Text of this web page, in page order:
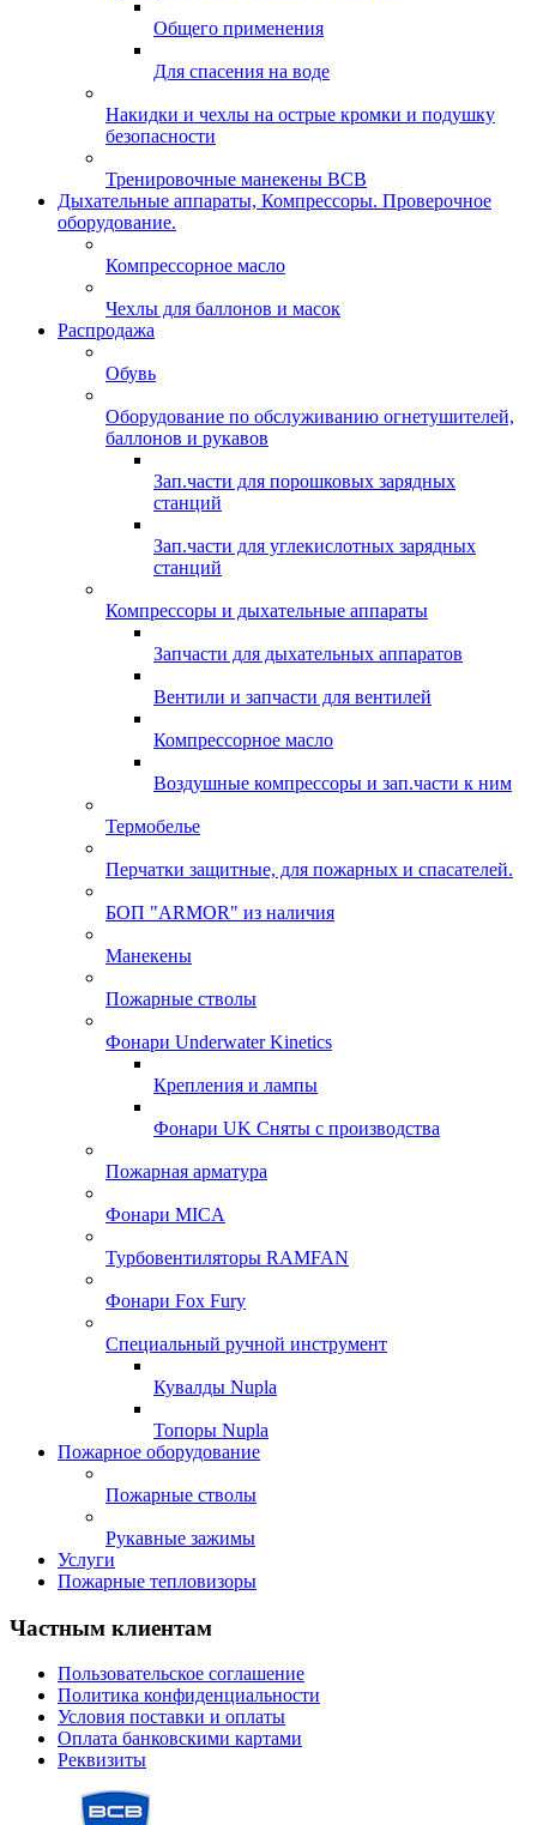
Общего применения
Для спасения на воде
Накидки и чехлы на острые кромки и подушку
безопасности
Тренировочные манекены ВСВ
Дыхательные аппараты, Компрессоры. Проверочное
оборудование.
Компрессорное масло
Чехлы для баллонов и масок
Распродажа
Обувь
Оборудование по обслуживанию огнетушителей,
баллонов и рукавов
Зап.части для порошковых зарядных
станций
Зап.части для углекислотных зарядных
станций
Компрессоры и дыхательные аппараты
Запчасти для дыхательных аппаратов
Вентили и запчасти для вентилей
Компрессорное масло
Воздушные компрессоры и зап.части к ним
Термобелье
Перчатки защитные, для пожарных и спасателей.
БОП "ARMOR" из наличия
Манекены
Пожарные стволы
Фонари Underwater Kinetics
Крепления и лампы
Фонари UK Сняты с производства
Пожарная арматура
Фонари MICA
Турбовентиляторы RAMFAN
Фонари Fox Fury
Специальный ручной инструмент
Кувалды Nupla
Топоры Nupla
Пожарное оборудование
Пожарные стволы
Рукавные зажимы
Услуги
Пожарные тепловизоры
Частным клиентам
Пользовательское соглашение
Политика конфиденциальности
Условия поставки и оплаты
Оплата банковскими картами
Реквизиты